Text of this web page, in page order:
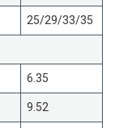
25/29/33/35
6.35
9.52